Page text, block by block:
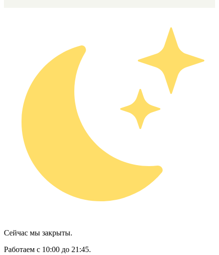
Сейчас мы закрыты.
Работаем с 10:00 до 21:45.